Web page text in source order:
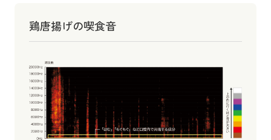
鶏唐揚げの喫食音